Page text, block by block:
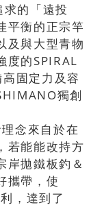
的「遠投
平衡的正宗竿
及與大型青物
度的SPIRAL
固定力及容
獨創
念來自於在
若能能改持方
岸拋鐵板釣＆
攜帶，使
，達到了